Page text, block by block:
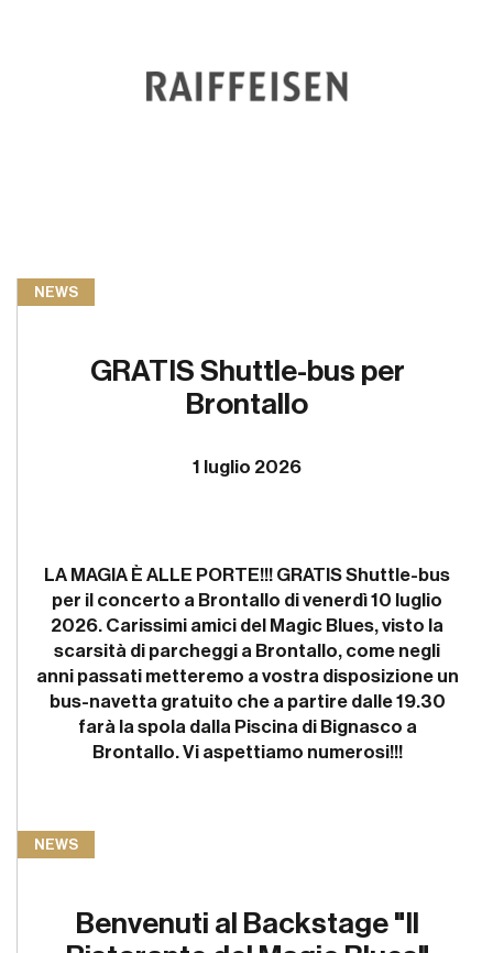
NEWS
GRATIS Shuttle-bus per
Brontallo
1 luglio 2026
LA MAGIA È ALLE PORTE!!! GRATIS Shuttle-bus
per il concerto a Brontallo di venerdì 10 luglio
2026. Carissimi amici del Magic Blues, visto la
scarsità di parcheggi a Brontallo, come negli
anni passati metteremo a vostra disposizione un
bus-navetta gratuito che a partire dalle 19.30
farà la spola dalla Piscina di Bignasco a
Brontallo. Vi aspettiamo numerosi!!!
NEWS
Benvenuti al Backstage "Il